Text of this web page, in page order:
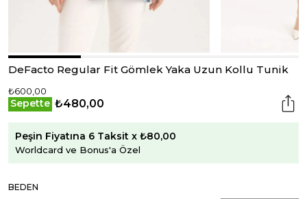
DeFacto Regular Fit Gömlek Yaka Uzun Kollu Tunik
₺600,00
Sepette ₺480,00
Peşin Fiyatına 6 Taksit x ₺80,00
Worldcard ve Bonus'a Özel
BEDEN